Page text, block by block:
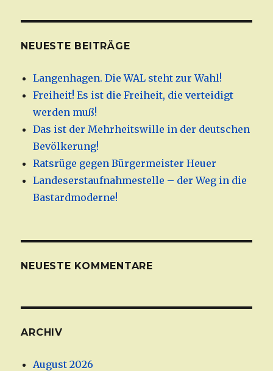
NEUESTE BEITRÄGE
Langenhagen. Die WAL steht zur Wahl!
Freiheit! Es ist die Freiheit, die verteidigt
werden muß!
Das ist der Mehrheitswille in der deutschen
Bevölkerung!
Ratsrüge gegen Bürgermeister Heuer
Landeserstaufnahmestelle – der Weg in die
Bastardmoderne!
NEUESTE KOMMENTARE
ARCHIV
August 2026